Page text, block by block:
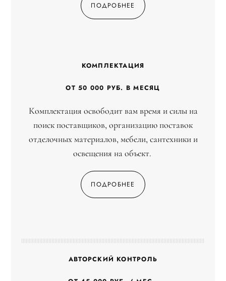
ПОДРОБНЕЕ
КОМПЛЕКТАЦИЯ
ОТ 50 000 РУБ. В МЕСЯЦ
Комплектация освободит вам время и силы на
поиск поставщиков, организацию поставок
отделочных материалов, мебели, сантехники и
освещения на объект.
ПОДРОБНЕЕ
АВТОРСКИЙ КОНТРОЛЬ